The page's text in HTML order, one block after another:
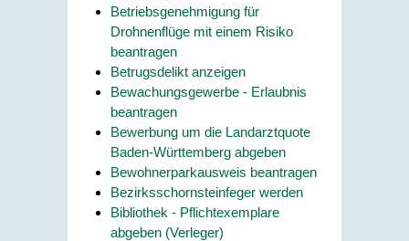
Betriebsgenehmigung für
Drohnenflüge mit einem Risiko
beantragen
Betrugsdelikt anzeigen
Bewachungsgewerbe - Erlaubnis
beantragen
Bewerbung um die Landarztquote
Baden-Württemberg abgeben
Bewohnerparkausweis beantragen
Bezirksschornsteinfeger werden
Bibliothek - Pflichtexemplare
abgeben (Verleger)